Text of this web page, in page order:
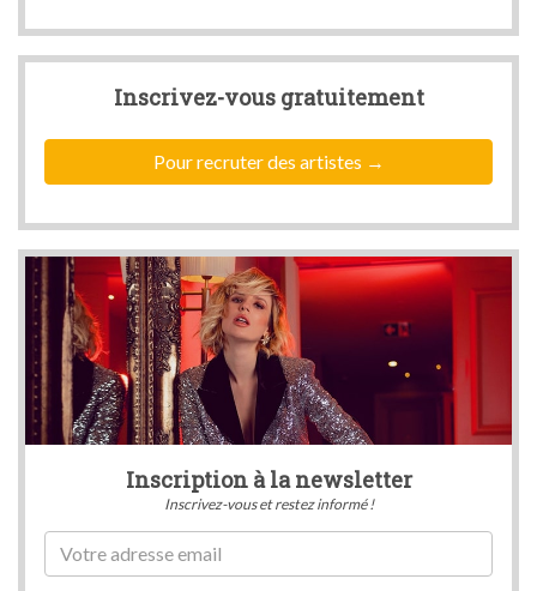
Inscrivez-vous gratuitement
Pour recruter des artistes
Inscription à la newsletter
Inscrivez-vous et restez informé !